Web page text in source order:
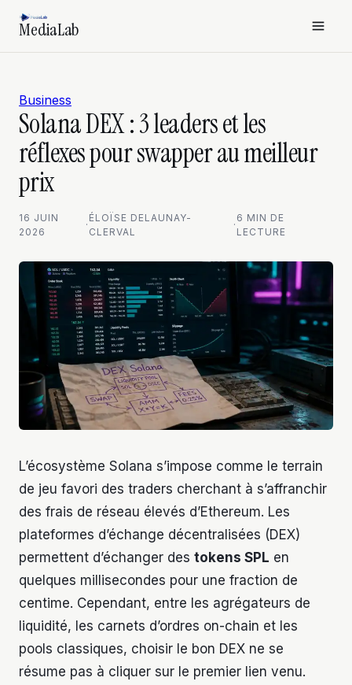
MediaLab
Business
Solana DEX : 3 leaders et les
réflexes pour swapper au meilleur
prix
16 JUIN
2026
·
ÉLOÏSE DELAUNAY-
CLERVAL
·
6 MIN DE
LECTURE
L’écosystème Solana s’impose comme le terrain
de jeu favori des traders cherchant à s’affranchir
des frais de réseau élevés d’Ethereum. Les
plateformes d’échange décentralisées (DEX)
permettent d’échanger des tokens SPL en
quelques millisecondes pour une fraction de
centime. Cependant, entre les agrégateurs de
liquidité, les carnets d’ordres on-chain et les
pools classiques, choisir le bon DEX ne se
résume pas à cliquer sur le premier lien venu.